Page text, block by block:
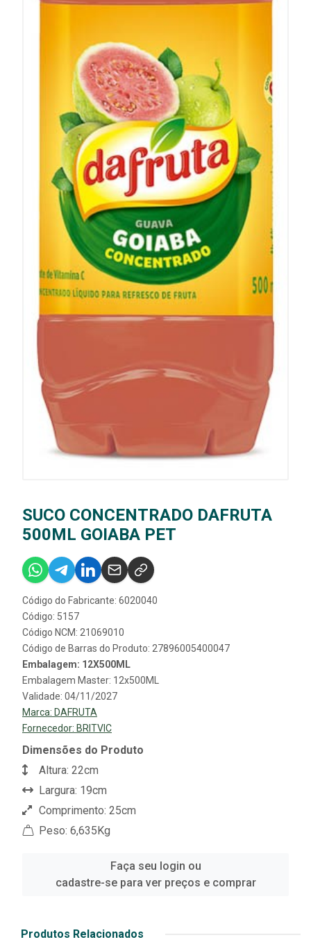
SUCO CONCENTRADO DAFRUTA
500ML GOIABA PET
Código do Fabricante: 6020040
Código: 5157
Código NCM: 21069010
Código de Barras do Produto: 27896005400047
Embalagem: 12X500ML
Embalagem Master: 12x500ML
Validade: 04/11/2027
Marca: DAFRUTA
Fornecedor: BRITVIC
Dimensões do Produto
Altura: 22cm
Largura: 19cm
Comprimento: 25cm
Peso: 6,635Kg
Faça seu login ou
cadastre-se para ver preços e comprar
Produtos Relacionados